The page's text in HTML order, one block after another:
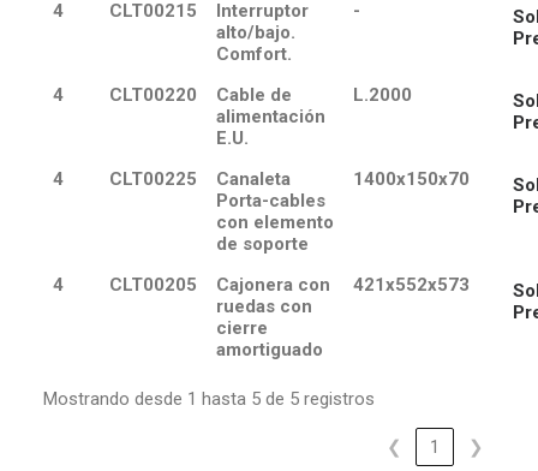
4 CLT00215
Interruptor
alto/bajo.
Comfort.
-
4 CLT00220
Cable de
alimentación
E.U.
L.2000
4 CLT00225
Canaleta
Porta-cables
con elemento
de soporte
1400x150x70
4 CLT00205
Cajonera con
ruedas con
cierre
amortiguado
421x552x573
Mostrando desde 1 hasta 5 de 5 registros
❮ 1 ❯